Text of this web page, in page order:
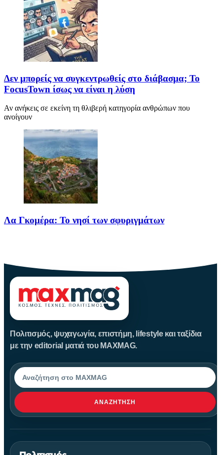
Δεν μπορείς να συγκεντρωθείς στο διάβασμα; Το
FocusTown ίσως να είναι η λύση
Αν ανήκεις σε εκείνη τη θλιβερή κατηγορία ανθρώπων που
ανοίγουν
Λα Γκομέρα: Το νησί των σφυριγμάτων
Πολιτισμός, ψυχαγωγία, επιστήμη, lifestyle και ταξίδια
με την editorial ματιά του MAXMAG.
Αναζήτηση
ΑΝΑΖΉΤΗΣΗ